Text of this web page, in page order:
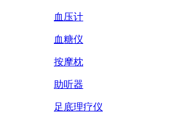
血压计
血糖仪
按摩枕
助听器
足底理疗仪